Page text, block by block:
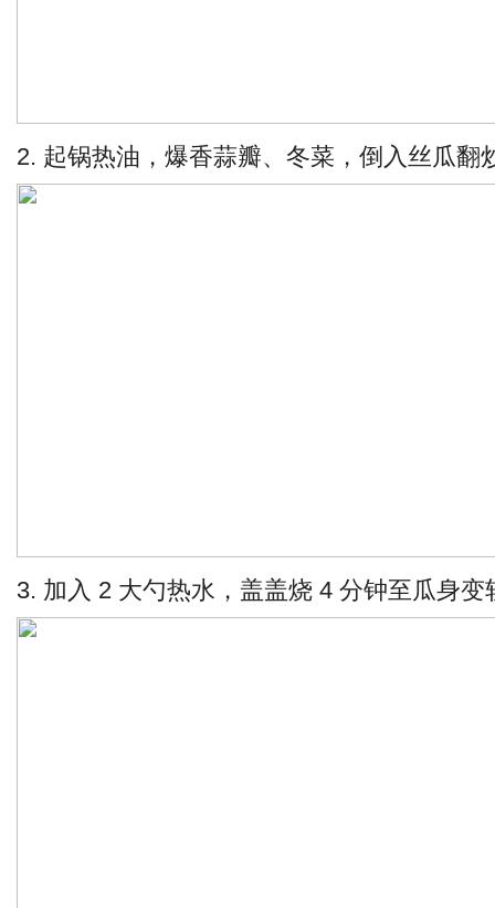
2. 起锅热油，爆香蒜瓣、冬菜，倒入丝瓜翻
3. 加入 2 大勺热水，盖盖烧 4 分钟至瓜身变